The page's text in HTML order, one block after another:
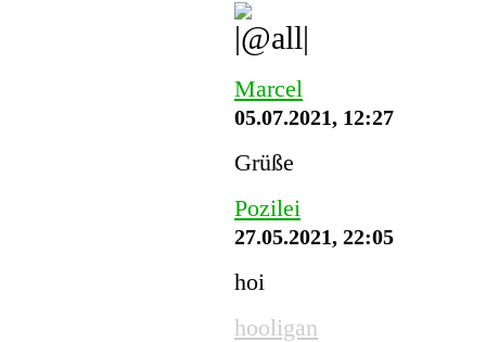
Marcel
05.07.2021, 12:27
Grüße
Pozilei
27.05.2021, 22:05
hoi
hooligan